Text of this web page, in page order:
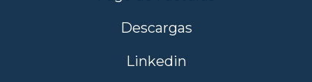
Descargas
Linkedin